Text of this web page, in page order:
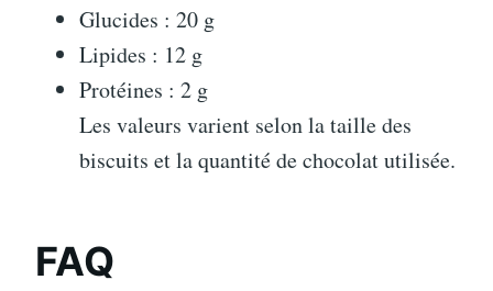
Glucides : 20 g
Lipides : 12 g
Protéines : 2 g
Les valeurs varient selon la taille des
biscuits et la quantité de chocolat utilisée.
FAQ